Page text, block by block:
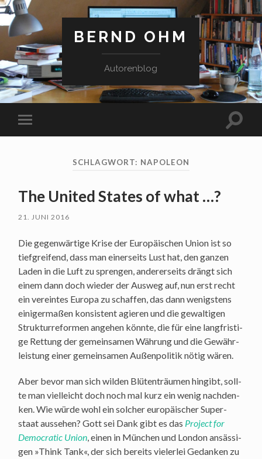
BERND OHM
Autorenblog
Mobile-
Menü
SCHLAGWORT: NAPOLEON
The United States of what …?
21. JUNI 2016
Die gegen­wär­ti­ge Kri­se der Euro­päi­schen Uni­on ist so
tief­grei­fend, dass man einer­seits Lust hat, den gan­zen
Laden in die Luft zu spren­gen, ande­rer­seits drängt sich
einem dann doch wie­der der Aus­weg auf, nun erst recht
ein ver­ein­tes Euro­pa zu schaf­fen, das dann wenigs­tens
eini­ger­ma­ßen kon­sis­tent agie­ren und die gewal­ti­gen
Struk­tur­re­for­men ange­hen könn­te, die für eine lang­fris­ti­
ge Ret­tung der gemein­sa­men Wäh­rung und die Gewähr­
leis­tung einer gemein­sa­men Außen­po­li­tik nötig wären.
Aber bevor man sich wil­den Blü­ten­träu­men hin­gibt, soll­
te man viel­leicht doch noch mal kurz ein wenig nach­den­
ken. Wie wür­de wohl ein sol­cher euro­päi­scher Super­
staat aus­se­hen? Gott sei Dank gibt es das Pro­ject for
Demo­cra­tic Uni­on, einen in Mün­chen und Lon­don ansäs­si­
gen »Think Tank«, der sich bereits vie­ler­lei Gedan­ken zu